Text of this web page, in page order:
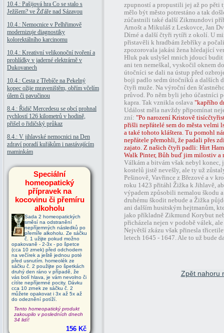
10.4.: Pašijová hra Co se stalo s
Ježíšem? ve Žďáře nad Sázavou
10.4.: Nemocnice v Pelhřimově
modernizuje diagnostiky
kolorektálního karcinomu
10.4.: Kreativní velikonoční tvoření a
prohlídky v jaderné elektrárně v
Dukovanech
10.4.: Cesta z Třebíče na Pekelný
kopec ožije mraveništěm, obřím včelím
úlem či pavučinou
8.4.: Řidič Mercedesu se obcí prohnal
rychlostí 126 kilometrů v hodině,
přišel o řidičský průkaz
8.4.: V jihlavské nemocnici na Den
zdraví poradí kuřákům i nastávajícím
maminkám
Speciální
homeopatický
přípravek na
kocovinu či přemíru
alkoholu
Sada 2 homeopatických
směsí na odstranění
nepříjemných následků po
přemíře alkoholu. Ze sáčku
č. 1 užijte pokud možno
opakovaně - 2-3x - po špetce
(cca 10 zrnek) před odchodem
na večírek a ještě jednou poté
před usnutím. homeolék ze
sáčku č. 2 použijte po špetkách
druhý den ráno v případě, že
vás bolí hlava, je vám nevolno či
cítíte nepříjemné pocity. Dávku
cca 10 zrnek ze sáčku č. 2
můžete opakovat i 3x až 5x až
do odeznění potíží.
Tento homeopatický produkt
zakoupilo v posledních dnech
34 lidí!
156 Kč
zpupností a propustili jej až po pěti
mělo být město potrestáno a tak
zúčastnili také další Zikmundovi
Arnošt a Mikuláš z Leskovce, Jan
Dírné a další čtyři rytíři z okolí. U
přistavěli k hradbám žebříky a
zpozorovala jakási žena hledající
Hluk pak uslyšel mnich jdoucí budit
ani ten nemeškal, vyskočil oknem
útočníci se dali na ústup před
boji padlo sedm útočníků a dalších
čtyři muže. Na výroční den
průvod. Po něm byli jeho účastníci
kapra. Tak vznikla oslava "kapřího
Událost měla navždy připomínat
zní: "Po narození Kristově
přišli nepřátelé sem do města velmi
a také tohoto kláštera. Tu pomohl
nepřátele přemohli, že padali přes
zajato. Z našich čtyři padli: Hirt
Walk Pinter, Bůh buď jim milostiv a
Válkám a bitvám však nebyl
kostelů jistě nevešly, ale ty už
Pešinově, Vavřince z Březové a v
roku 1423 přitáhl Žižka k Jihlavě,
výpadem způsobili nemalou škodu
druhému škodit nebude a Žižka
ani dalším husitským hejtmanům,
jako příkladně Zikmund Korybut
přicházela nejen v podobě válek,
Největší zkázu však přinesla
letech 1645 - 1647. Ale to už bude
Zpět nahoru